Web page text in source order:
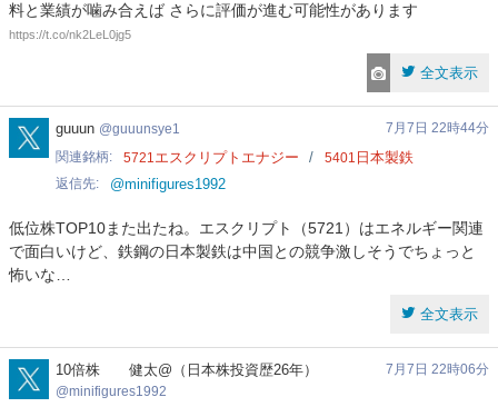
料と業績が噛み合えば さらに評価が進む可能性があります
https://t.co/nk2LeL0jg5
全文表示
guuunsye1
guuun guuunsye1
7月7日 22時44分
関連銘柄
5721エスクリプトエナジー 5401 日本製鉄
返信先 @minifigures1992
低位株TOP10また出たね。エスクリプト（5721）はエネルギー関連
で面白いけど、鉄鋼の日本製鉄は中国との競争激しそうでちょっと
怖いな…
全文表示
minifigures1992
10倍株 健太@（日本株投資歴26年）
minifigures1992
7月7日 22時06分